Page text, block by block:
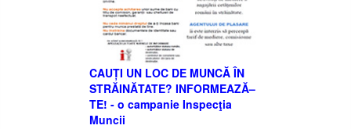
CAUȚI UN LOC DE MUNCĂ ÎN
STRĂINĂTATE? INFORMEAZĂ–
TE! - o campanie Inspecţia
Muncii